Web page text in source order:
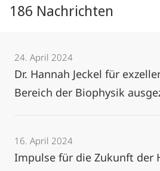
186 Nachrichten
24. April 2024
Dr. Hannah Jeckel für
Bereich der Biophysik
16. April 2024
Impulse für die Zukunft der